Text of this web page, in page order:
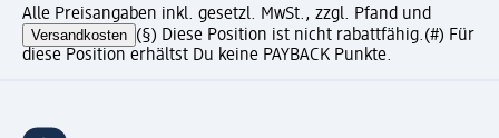
Alle Preisangaben inkl. gesetzl. MwSt., zzgl. Pfand und
Versandkosten (§) Diese Position ist nicht rabattfähig.(#) Für
diese Position erhältst Du keine PAYBACK Punkte.